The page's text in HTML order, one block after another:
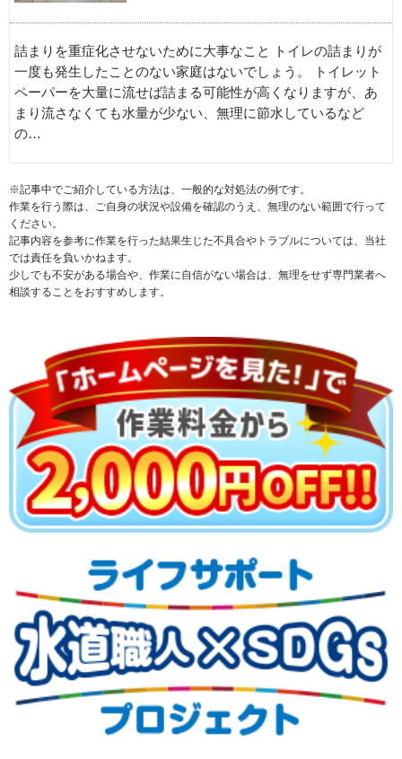
詰まりを重症化させないために大事なこと トイレの詰まりが
一度も発生したことのない家庭はないでしょう。 トイレット
ペーパーを大量に流せば詰まる可能性が高くなりますが、あ
まり流さなくても水量が少ない、無理に節水しているなど
の…
※記事中でご紹介している方法は、一般的な対処法の例です。
作業を行う際は、ご自身の状況や設備を確認のうえ、無理のない範囲で行って
ください。
記事内容を参考に作業を行った結果生じた不具合やトラブルについては、当社
では責任を負いかねます。
少しでも不安がある場合や、作業に自信がない場合は、無理をせず専門業者へ
相談することをおすすめします。